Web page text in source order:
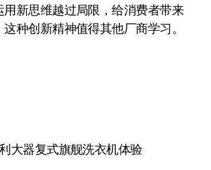
用新思维越过局限，给消费者带来
种创新精神值得其他厂商学习。
大器复式旗舰洗衣机体验